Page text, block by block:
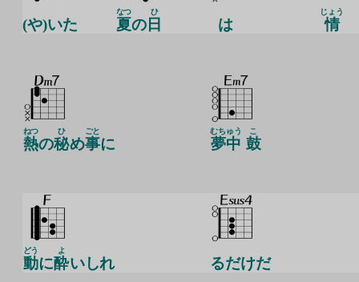
(や)いた 夏
なつ
の 日
ひ
は 情
じょう
熱
ねつ
の秘
ひ
め事
ごと
に 夢中
むちゅう
鼓
こ
動
どう
に酔
よ
いしれ るだけだ